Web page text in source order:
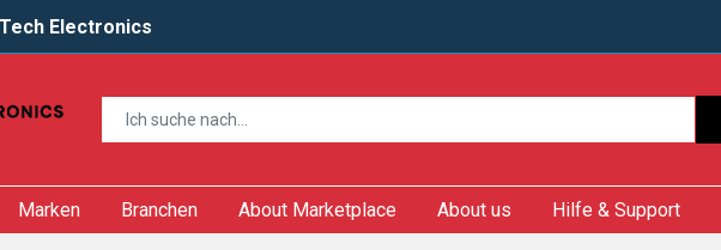
Electronics
Marken Branchen About Marketplace About us Hilfe & Support